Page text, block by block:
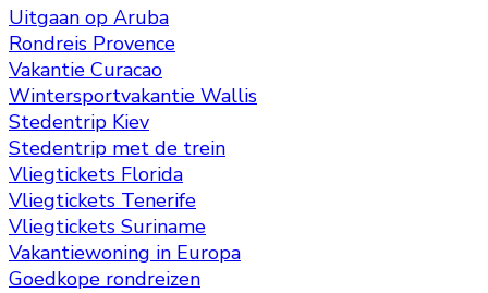
Uitgaan op Aruba
Rondreis Provence
Vakantie Curacao
Wintersportvakantie Wallis
Stedentrip Kiev
Stedentrip met de trein
Vliegtickets Florida
Vliegtickets Tenerife
Vliegtickets Suriname
Vakantiewoning in Europa
Goedkope rondreizen